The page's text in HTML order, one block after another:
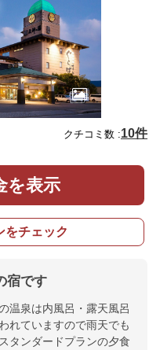
クチコミ数 :10件
を表示
をチェック
宿です
温泉は内風呂・露天風呂
れていますので雨天でも
タンダードプランの夕食